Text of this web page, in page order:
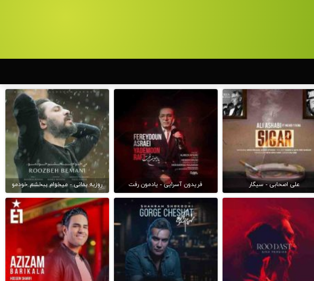
علی اصحابی - سیگار فریدون آسرایی - یادمون رفت روزبه بمانی - میخوام ببخشم خودمو